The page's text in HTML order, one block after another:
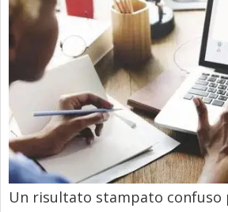
Un risultato stampato confuso